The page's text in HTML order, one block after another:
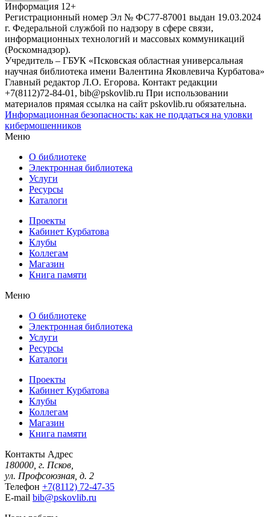
Информация 12+
Регистрационный номер Эл № ФС77-87001 выдан 19.03.2024
г. Федеральной службой по надзору в сфере связи,
информационных технологий и массовых коммуникаций
(Роскомнадзор).
Учредитель – ГБУК «Псковская областная универсальная
научная библиотека имени Валентина Яковлевича Курбатова»
Главный редактор Л.О. Егорова. Контакт редакции
+7(8112)72-84-01, bib@pskovlib.ru При использовании
материалов прямая ссылка на сайт pskovlib.ru обязательна.
Информационная безопасность: как не поддаться на уловки
кибермошенников
Меню
О библиотеке
Электронная библиотека
Услуги
Ресурсы
Каталоги
Проекты
Кабинет Курбатова
Клубы
Коллегам
Магазин
Книга памяти
Меню
О библиотеке
Электронная библиотека
Услуги
Ресурсы
Каталоги
Проекты
Кабинет Курбатова
Клубы
Коллегам
Магазин
Книга памяти
Контакты Адрес
180000, г. Псков,
ул. Профсоюзная, д. 2
Телефон +7(8112) 72-47-35
E-mail bib@pskovlib.ru